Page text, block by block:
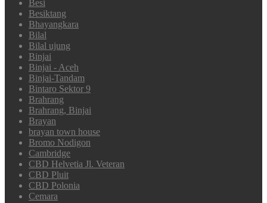
Besi
Besiktang
Bhayangkara
Bilal
Bilal ujung
Binjai
Binjai - Aceh
Binjai-Tandam
Bintaro Sektor 9
Brahrang
Brahrang, Binjai
Brayan
brayan town house
Bromo Nodigon
Cambridge
CBD Helvetia Jl. Veteran
CBD Pluit
CBD Polonia
Cemara